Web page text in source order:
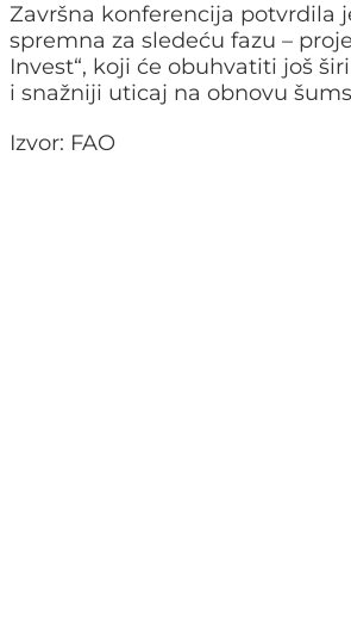
Završna konferencija potvrdila
spremna za sledeću fazu –
Invest“, koji će obuhvatiti još
i snažniji uticaj na obnovu
Izvor: FAO